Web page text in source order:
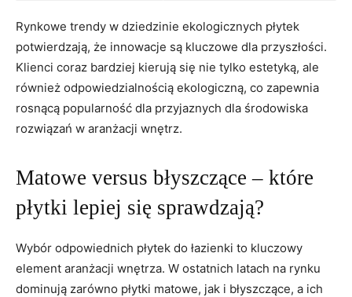
Rynkowe trendy w dziedzinie ekologicznych płytek
potwierdzają, ‌że innowacje są kluczowe dla przyszłości.
Klienci coraz bardziej kierują się nie tylko estetyką, ale
⁣również odpowiedzialnością⁤ ekologiczną,⁣ co ⁢zapewnia
rosnącą popularność ‌dla⁢ przyjaznych dla środowiska
‌rozwiązań w aranżacji wnętrz.
Matowe versus błyszczące – które
płytki lepiej się sprawdzają?
Wybór odpowiednich płytek do łazienki to kluczowy
element ⁣aranżacji ⁢wnętrza. W ostatnich latach ⁢na rynku
dominują zarówno ⁢płytki matowe, jak‌ i błyszczące,‍ a ich